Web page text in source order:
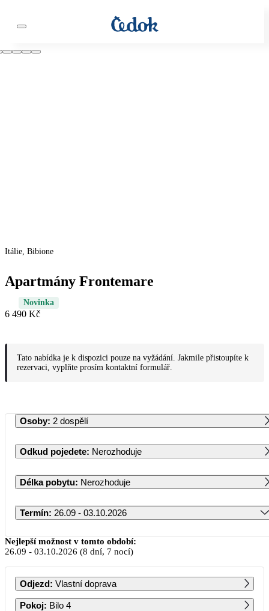
Itálie, Bibione
Apartmány Frontemare
Novinka
6 490 Kč
Tato nabídka je k dispozici pouze na vyžádání. Jakmile přistoupíte k
rezervaci, vyplňte prosím kontaktní formulář.
Osoby: 2 dospělí
Odkud pojedete: Nerozhoduje
Délka pobytu: Nerozhoduje
Termín: 26.09 - 03.10.2026
Září 2026
PO ÚT ST ČT PÁ SO NE
1 2 3 4 5 6
Nejlepší možnost v tomto období:
26.09 - 03.10.2026 (8 dní, 7 nocí)
Odjezd: Vlastní doprava
Pokoj: Bilo 4